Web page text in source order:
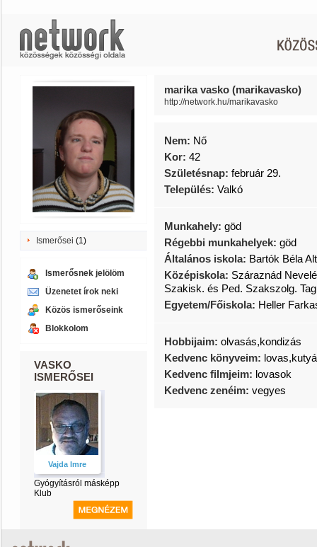
Ismerősei (1)
Ismerősnek jelölöm
Üzenetet írok neki
Közös ismerőseink
Blokkolom
VASKO
ISMERŐSEI
Vajda Imre
Gyógyításról másképp
Klub
marika vasko (marikavasko)
http://network.hu/marikavasko
Nem: Nő
Kor: 42
Születésnap: február 29.
Település: Valkó
Munkahely: göd
Régebbi munkahelyek: göd
Általános iskola: Bartók Béla
Középiskola: Száraznád
Szakisk. és Ped. Szakszolg.
Egyetem/Főiskola: Heller
Hobbijaim: olvasás,kondizás
Kedvenc könyveim:
Kedvenc filmjeim: lovasok
Kedvenc zenéim: vegyes